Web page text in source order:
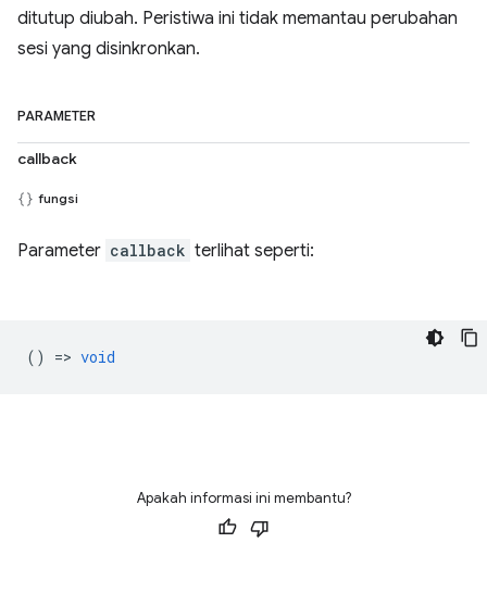
ditutup diubah. Peristiwa ini tidak memantau perubahan
sesi yang disinkronkan.
PARAMETER
callback
fungsi
Parameter callback terlihat seperti:
() => void
Apakah informasi ini membantu?